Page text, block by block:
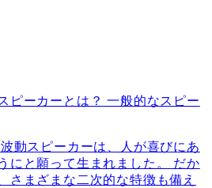
ピーカーとは？ 一般的なスピー
動スピーカーは、人が喜びにあ
にと願って生まれました。 だか
さまざまな二次的な特徴も備え